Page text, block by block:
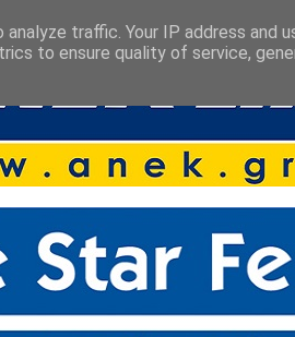
traffic. Your IP address and
to ensure quality of service,